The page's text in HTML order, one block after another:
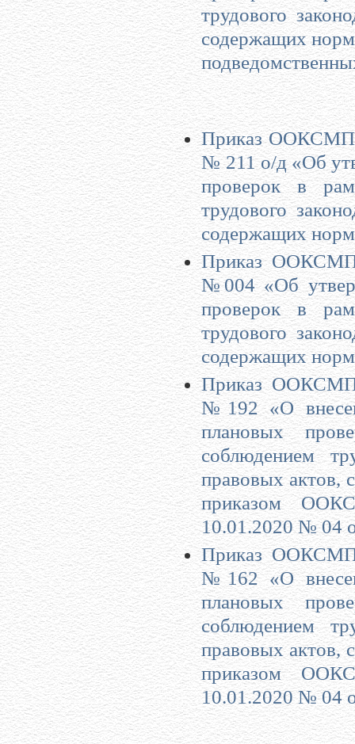
трудового
содержащих
Приказ ООКСМП
№ 211 о/д «Об
проверок в
трудового
содержащих
Приказ ООКСМП
№004 «Об
проверок в
трудового
содержащих
Приказ ООКСМП
№192 «О
плановых
соблюдением
правовых актов,
приказом
10.01.2020 № 04
Приказ ООКСМП
№162 «О
плановых
соблюдением
правовых актов,
приказом
10.01.2020 № 04